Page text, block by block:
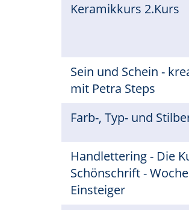
Keramikkurs 2.Kurs
Sein und Schein -
mit Petra Steps
Farb-, Typ- und
Handlettering - Die
Schönschrift -
Einsteiger